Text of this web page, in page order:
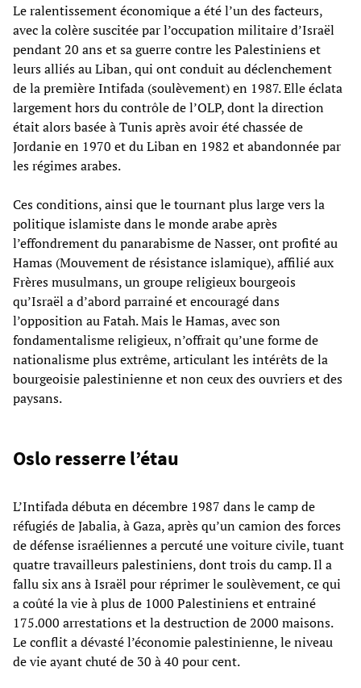
Le ralentissement économique a été l’un des facteurs,
avec la colère suscitée par l’occupation militaire d’Israël
pendant 20 ans et sa guerre contre les Palestiniens et
leurs alliés au Liban, qui ont conduit au déclenchement
de la première Intifada (soulèvement) en 1987. Elle éclata
largement hors du contrôle de l’OLP, dont la direction
était alors basée à Tunis après avoir été chassée de
Jordanie en 1970 et du Liban en 1982 et abandonnée par
les régimes arabes.
Ces conditions, ainsi que le tournant plus large vers la
politique islamiste dans le monde arabe après
l’effondrement du panarabisme de Nasser, ont profité au
Hamas (Mouvement de résistance islamique), affilié aux
Frères musulmans, un groupe religieux bourgeois
qu’Israël a d’abord parrainé et encouragé dans
l’opposition au Fatah. Mais le Hamas, avec son
fondamentalisme religieux, n’offrait qu’une forme de
nationalisme plus extrême, articulant les intérêts de la
bourgeoisie palestinienne et non ceux des ouvriers et des
paysans.
Oslo resserre l’étau
L’Intifada débuta en décembre 1987 dans le camp de
réfugiés de Jabalia, à Gaza, après qu’un camion des forces
de défense israéliennes a percuté une voiture civile, tuant
quatre travailleurs palestiniens, dont trois du camp. Il a
fallu six ans à Israël pour réprimer le soulèvement, ce qui
a coûté la vie à plus de 1000 Palestiniens et entrainé
175.000 arrestations et la destruction de 2000 maisons.
Le conflit a dévasté l’économie palestinienne, le niveau
de vie ayant chuté de 30 à 40 pour cent.